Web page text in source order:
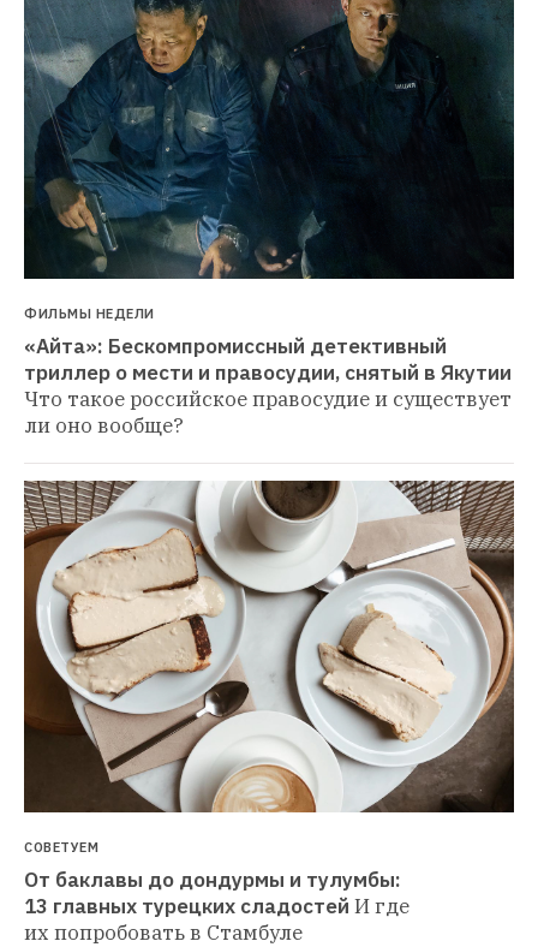
ФИЛЬМЫ НЕДЕЛИ
«Айта»: Бескомпромиссный детективный
триллер о мести и правосудии, снятый в Якутии
Что такое российское правосудие и существует
ли оно вообще?
СОВЕТУЕМ
От баклавы до дондурмы и тулумбы:
13 главных турецких сладостей И где
их попробовать в Стамбуле